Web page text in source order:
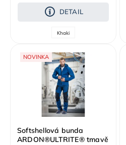
DETAIL
Khaki
NOVINKA
Softshellová bunda
ARDON®ULTRITE® tmavě